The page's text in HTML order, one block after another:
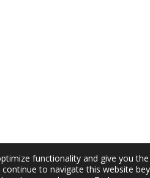
functionality and give you
to navigate this website